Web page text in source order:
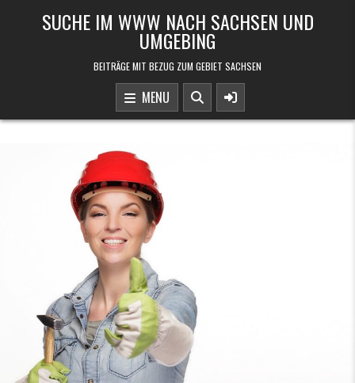
SUCHE IM WWW NACH SACHSEN UND
UMGEBING
BEITRÄGE MIT BEZUG ZUM GEBIET SACHSEN
MENU